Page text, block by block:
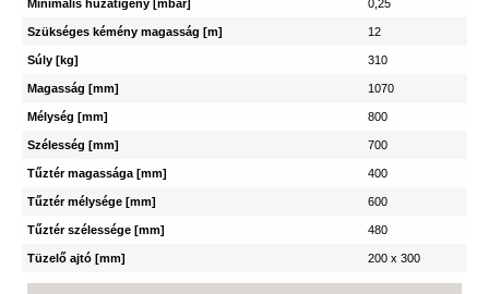
Minimális huzatigény [mbar] 0,25
Szükséges kémény magasság [m] 12
Súly [kg] 310
Magasság [mm] 1070
Mélység [mm] 800
Szélesség [mm] 700
Tűztér magassága [mm] 400
Tűztér mélysége [mm] 600
Tűztér szélessége [mm] 480
Tüzelő ajtó [mm] 200 x 300